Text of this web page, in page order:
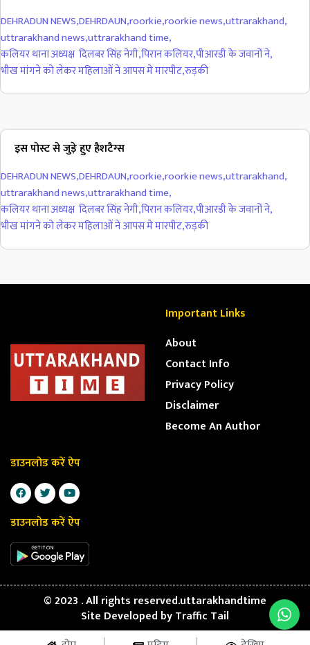
DEHRADUN NEWS,DEHRDAUN,roorkie,roorkie news,uttrarakhand,
uttrarakhand news,uttrarakhand time,
कलियर थाना अध्यक्ष दिलबर सिंह नेगी,पिरान कलियर,पीआरडी के जवानों ने,
भीख मांगने को लेकर महिलाओं ने आपस मे मारपीट,रुड़की
इस पोस्ट से जुड़े हुए हैशटैग्स
DEHRADUN NEWS,DEHRDAUN,roorkie,roorkie news,uttrarakhand,
uttrarakhand news,uttrarakhand time,
कलियर थाना अध्यक्ष दिलबर सिंह नेगी,पिरान कलियर,पीआरडी के जवानों ने,
भीख मांगने को लेकर महिलाओं ने आपस मे मारपीट,रुड़की
Important Links
About
Contact Info
Privacy Policy
Disclaimer
Become An Author
डाउनलोड करें ऐप
डाउनलोड करें ऐप
© 2023 . All rights reserved.uttarakhandtime
Site Developed byTraffic Tail